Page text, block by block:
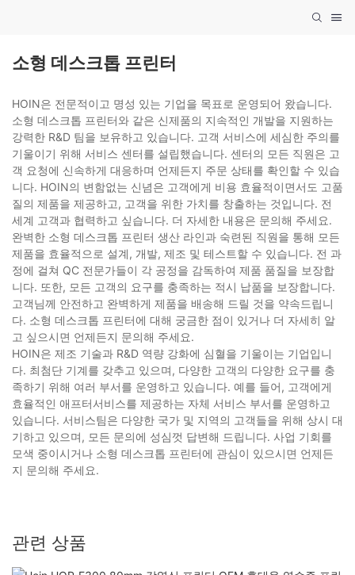
소형 데스크톱 프린터
HOIN은 전문적이고 명성 있는 기업을 목표로 운영되어 왔습니다.
소형 데스크톱 프린터와 같은 신제품의 지속적인 개발을 지원하는
강력한 R&D 팀을 보유하고 있습니다. 고객 서비스에 세심한 주의를
기울이기 위해 서비스 센터를 설립했습니다. 센터의 모든 직원은 고
객 요청에 신속하게 대응하며 언제든지 주문 상태를 확인할 수 있습
니다. HOIN의 변함없는 신념은 고객에게 비용 효율적이면서도 고품
질의 제품을 제공하고, 고객을 위한 가치를 창출하는 것입니다. 전
세계 고객과 협력하고 싶습니다. 더 자세한 내용은 문의해 주세요.
완벽한 소형 데스크톱 프린터 생산 라인과 숙련된 직원을 통해 모든
제품을 효율적으로 설계, 개발, 제조 및 테스트할 수 있습니다. 전 과
정에 걸쳐 QC 전문가들이 각 공정을 감독하여 제품 품질을 보장합
니다. 또한, 모든 고객의 요구를 충족하는 적시 납품을 보장합니다.
고객님께 안전하고 완벽하게 제품을 배송해 드릴 것을 약속드립니
다. 소형 데스크톱 프린터에 대해 궁금한 점이 있거나 더 자세히 알
고 싶으시면 언제든지 문의해 주세요.
HOIN은 제조 기술과 R&D 역량 강화에 심혈을 기울이는 기업입니
다. 최첨단 기계를 갖추고 있으며, 다양한 고객의 다양한 요구를 충
족하기 위해 여러 부서를 운영하고 있습니다. 예를 들어, 고객에게
효율적인 애프터서비스를 제공하는 자체 서비스 부서를 운영하고
있습니다. 서비스팀은 다양한 국가 및 지역의 고객들을 위해 상시 대
기하고 있으며, 모든 문의에 성심껏 답변해 드립니다. 사업 기회를
모색 중이시거나 소형 데스크톱 프린터에 관심이 있으시면 언제든
지 문의해 주세요.
관련 상품